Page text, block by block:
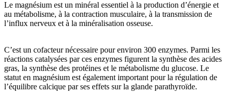
Le magnésium est un minéral essentiel à la production d’énergie et
au métabolisme, à la contraction musculaire, à la transmission de
l’influx nerveux et à la minéralisation osseuse.
C’est un cofacteur nécessaire pour environ 300 enzymes. Parmi les
réactions catalysées par ces enzymes figurent la synthèse des acides
gras, la synthèse des protéines et le métabolisme du glucose. Le
statut en magnésium est également important pour la régulation de
l’équilibre calcique par ses effets sur la glande parathyroïde.